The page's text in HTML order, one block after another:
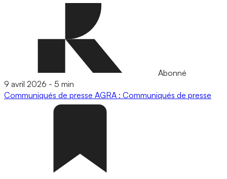
Abonné
9 avril 2026 - 5 min
Communiqués de presse AGRA : Communiqués de presse